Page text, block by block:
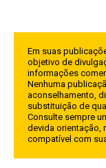
Em suas
objetivo de
informações
Nenhuma
aconselhamento,
substituição de
Consulte sempre
devida orientação,
compatível com